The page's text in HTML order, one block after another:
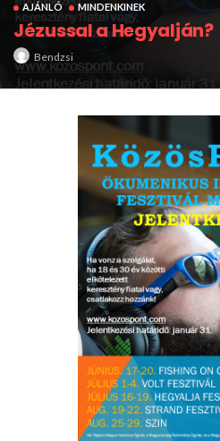
AJÁNLÓ MINDENKINEK
Jézussal a Hegyalján?
Bendzsi